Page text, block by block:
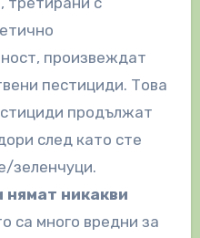
произвеждат
пестициди. Това
продължат
след като сте
зеленчуци.
нямат никакви
са много вредни за